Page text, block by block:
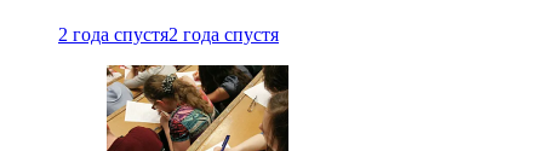
2 года спустя2 года спустя